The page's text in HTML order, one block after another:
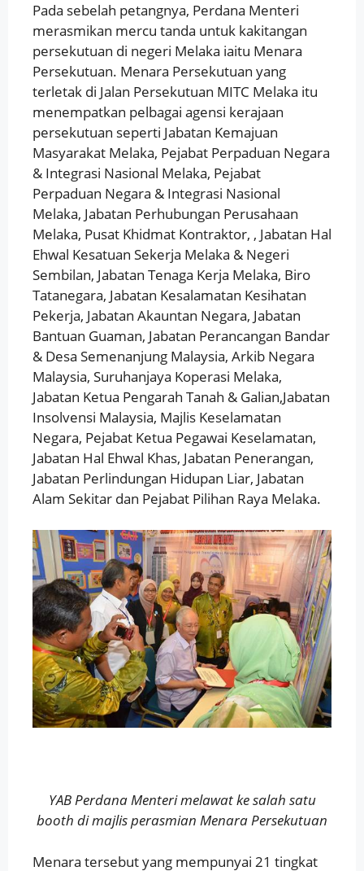
Pada sebelah petangnya, Perdana Menteri
merasmikan mercu tanda untuk kakitangan
persekutuan di negeri Melaka iaitu Menara
Persekutuan. Menara Persekutuan yang
terletak di Jalan Persekutuan MITC Melaka itu
menempatkan pelbagai agensi kerajaan
persekutuan seperti Jabatan Kemajuan
Masyarakat Melaka, Pejabat Perpaduan Negara
& Integrasi Nasional Melaka, Pejabat
Perpaduan Negara & Integrasi Nasional
Melaka, Jabatan Perhubungan Perusahaan
Melaka, Pusat Khidmat Kontraktor, , Jabatan Hal
Ehwal Kesatuan Sekerja Melaka & Negeri
Sembilan, Jabatan Tenaga Kerja Melaka, Biro
Tatanegara, Jabatan Kesalamatan Kesihatan
Pekerja, Jabatan Akauntan Negara, Jabatan
Bantuan Guaman, Jabatan Perancangan Bandar
& Desa Semenanjung Malaysia, Arkib Negara
Malaysia, Suruhanjaya Koperasi Melaka,
Jabatan Ketua Pengarah Tanah & Galian,Jabatan
Insolvensi Malaysia, Majlis Keselamatan
Negara, Pejabat Ketua Pegawai Keselamatan,
Jabatan Hal Ehwal Khas, Jabatan Penerangan,
Jabatan Perlindungan Hidupan Liar, Jabatan
Alam Sekitar dan Pejabat Pilihan Raya Melaka.
YAB Perdana Menteri melawat ke salah satu
booth di majlis perasmian Menara Persekutuan
Menara tersebut yang mempunyai 21 tingkat